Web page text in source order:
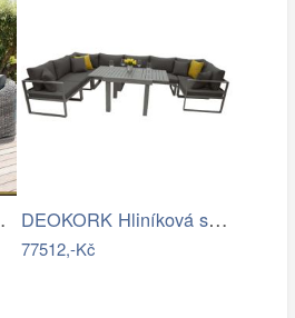
DEOKORK Hliníková sestava jídelní pro 8…
77512,-Kč